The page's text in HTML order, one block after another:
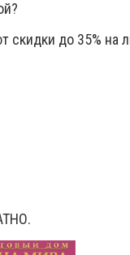
скидки до 35% на